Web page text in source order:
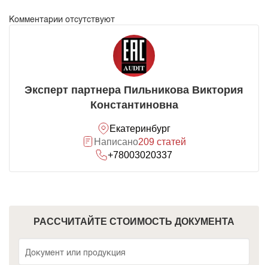
Комментарии отсутствуют
Эксперт партнера Пильникова Виктория
Константиновна
Екатеринбург
Написано209 статей
+78003020337
РАССЧИТАЙТЕ СТОИМОСТЬ ДОКУМЕНТА